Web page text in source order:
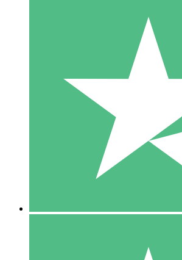
Paquetes de Créditos
Paga según el uso con créditos de
10 00
10 Descargas